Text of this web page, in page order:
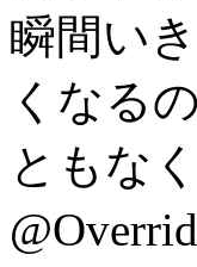
瞬間い
くなる
ともな